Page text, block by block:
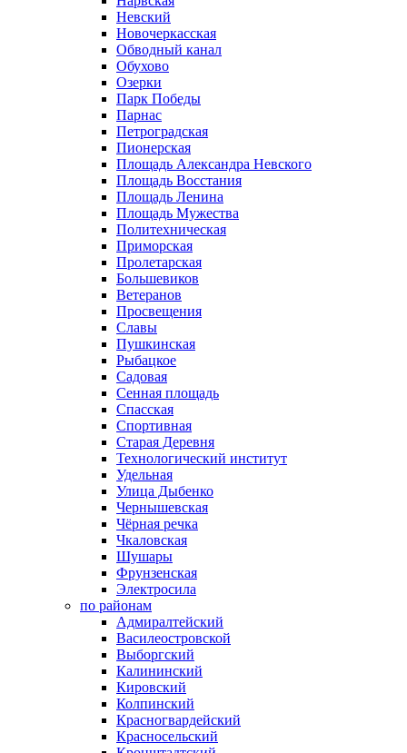
Невский
Новочеркасская
Обводный канал
Обухово
Озерки
Парк Победы
Парнас
Петроградская
Пионерская
Площадь Александра Невского
Площадь Восстания
Площадь Ленина
Площадь Мужества
Политехническая
Приморская
Пролетарская
Большевиков
Ветеранов
Просвещения
Славы
Пушкинская
Рыбацкое
Садовая
Сенная площадь
Спасская
Спортивная
Старая Деревня
Технологический институт
Удельная
Улица Дыбенко
Чернышевская
Чёрная речка
Чкаловская
Шушары
Фрунзенская
Электросила
по районам
Адмиралтейский
Василеостровской
Выборгский
Калининский
Кировский
Колпинский
Красногвардейский
Красносельский